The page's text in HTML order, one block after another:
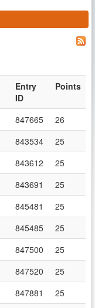
Entry
ID
Points
847665
26
843534
25
843612
25
843691
25
845481
25
845485
25
847500
25
847520
25
847881
25